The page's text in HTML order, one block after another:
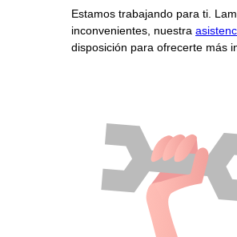
Estamos trabajando para ti.
inconvenientes, nuestra
disposición para ofrecerte más